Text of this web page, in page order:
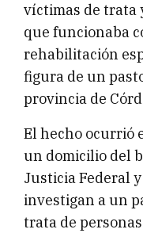
víctimas de trata
que funcionaba
rehabilitación
figura de un
provincia de
El hecho ocurrió
un domicilio del
Justicia Federal
investigan a un
trata de